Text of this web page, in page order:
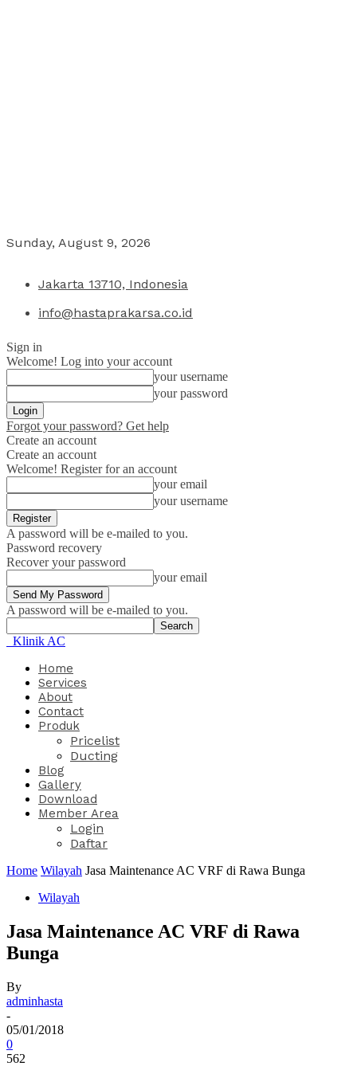
Sunday, August 9, 2026
Jakarta 13710, Indonesia
info@hastaprakarsa.co.id
Sign in
Welcome! Log into your account
your username
your password
Forgot your password? Get help
Create an account
Create an account
Welcome! Register for an account
your email
your username
A password will be e-mailed to you.
Password recovery
Recover your password
your email
A password will be e-mailed to you.
Klinik AC
Home
Services
About
Contact
Produk
Pricelist
Ducting
Blog
Gallery
Download
Member Area
Login
Daftar
Home Wilayah Jasa Maintenance AC VRF di Rawa Bunga
Wilayah
Jasa Maintenance AC VRF di Rawa
Bunga
By
adminhasta
-
05/01/2018
0
562